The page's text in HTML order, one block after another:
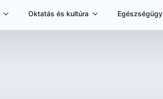
Oktatás és kultúra Egészségügy